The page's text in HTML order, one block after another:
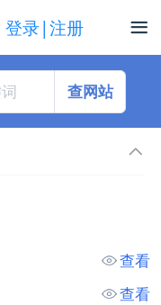
登录|注册
查网站
查看
查看